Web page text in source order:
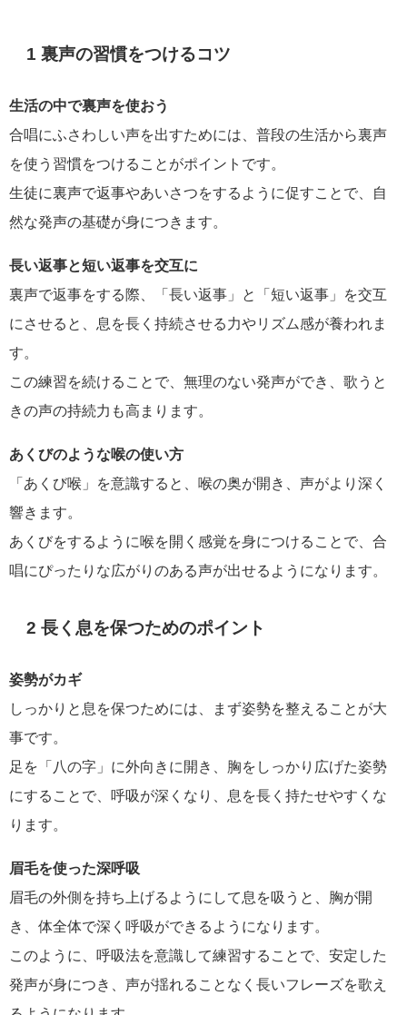
1 裏声の習慣をつけるコツ
生活の中で裏声を使おう
合唱にふさわしい声を出すためには、普段の生活から裏声
を使う習慣をつけることがポイントです。
生徒に裏声で返事やあいさつをするように促すことで、自
然な発声の基礎が身につきます。
長い返事と短い返事を交互に
裏声で返事をする際、「長い返事」と「短い返事」を交互
にさせると、息を長く持続させる力やリズム感が養われま
す。
この練習を続けることで、無理のない発声ができ、歌うと
きの声の持続力も高まります。
あくびのような喉の使い方
「あくび喉」を意識すると、喉の奥が開き、声がより深く
響きます。
あくびをするように喉を開く感覚を身につけることで、合
唱にぴったりな広がりのある声が出せるようになります。
2 長く息を保つためのポイント
姿勢がカギ
しっかりと息を保つためには、まず姿勢を整えることが大
事です。
足を「八の字」に外向きに開き、胸をしっかり広げた姿勢
にすることで、呼吸が深くなり、息を長く持たせやすくな
ります。
眉毛を使った深呼吸
眉毛の外側を持ち上げるようにして息を吸うと、胸が開
き、体全体で深く呼吸ができるようになります。
このように、呼吸法を意識して練習することで、安定した
発声が身につき、声が揺れることなく長いフレーズを歌え